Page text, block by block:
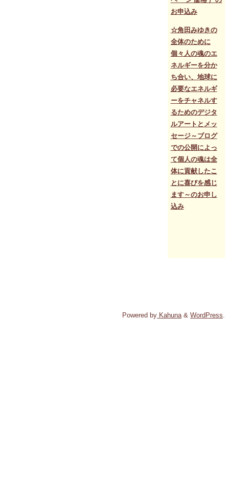
お申込み
☆角田みゆきの
全体のために
個々人の魂のエ
ネルギーを分か
ち合い、地球に
必要なエネルギ
ーをチャネルす
るためのデジタ
ルアートとメッ
セージ～ブログ
での公開によっ
て個人の魂は全
体に貢献したこ
とに喜びを感じ
ます～のお申し
込み
Powered by Kahuna& WordPress.